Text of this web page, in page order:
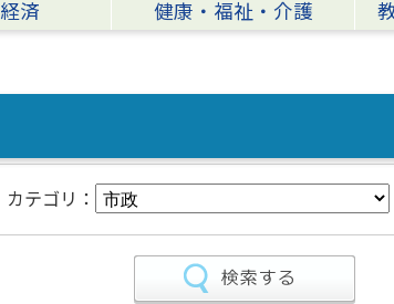
済 健康・福祉・介護
カテゴリ：